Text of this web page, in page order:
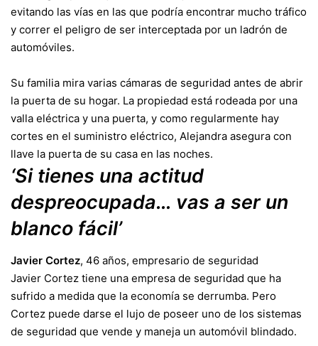
evitando las vías en las que podría encontrar mucho tráfico
y correr el peligro de ser interceptada por un ladrón de
automóviles.
Su familia mira varias cámaras de seguridad antes de abrir
la puerta de su hogar. La propiedad está rodeada por una
valla eléctrica y una puerta, y como regularmente hay
cortes en el suministro eléctrico, Alejandra asegura con
llave la puerta de su casa en las noches.
‘Si tienes una actitud
despreocupada… vas a ser un
blanco fácil’
Javier Cortez, 46 años, empresario de seguridad
Javier Cortez tiene una empresa de seguridad que ha
sufrido a medida que la economía se derrumba. Pero
Cortez puede darse el lujo de poseer uno de los sistemas
de seguridad que vende y maneja un automóvil blindado.